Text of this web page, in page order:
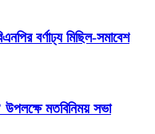
বর্ণাঢ্য মিছিল-সমাবেশ
উপলক্ষে মতবিনিময় সভা